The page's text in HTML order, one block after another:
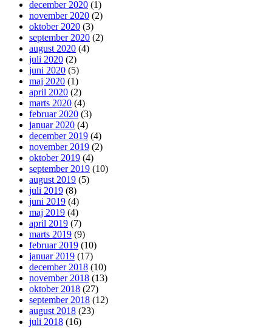
december 2020 (1)
november 2020 (2)
oktober 2020 (3)
september 2020 (2)
august 2020 (4)
juli 2020 (2)
juni 2020 (5)
maj 2020 (1)
april 2020 (2)
marts 2020 (4)
februar 2020 (3)
januar 2020 (4)
december 2019 (4)
november 2019 (2)
oktober 2019 (4)
september 2019 (10)
august 2019 (5)
juli 2019 (8)
juni 2019 (4)
maj 2019 (4)
april 2019 (7)
marts 2019 (9)
februar 2019 (10)
januar 2019 (17)
december 2018 (10)
november 2018 (13)
oktober 2018 (27)
september 2018 (12)
august 2018 (23)
juli 2018 (16)